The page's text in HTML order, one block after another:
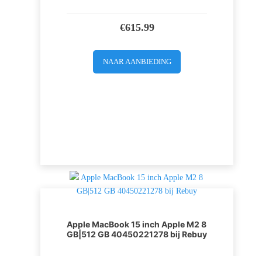
€615.99
NAAR AANBIEDING
Apple MacBook 15 inch Apple M2 8
GB|512 GB 40450221278 bij Rebuy